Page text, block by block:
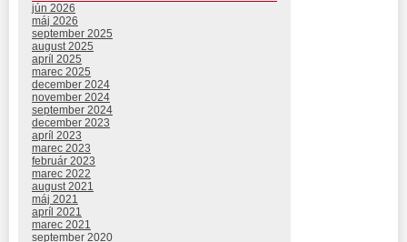
jún 2026
máj 2026
september 2025
august 2025
apríl 2025
marec 2025
december 2024
november 2024
september 2024
december 2023
apríl 2023
marec 2023
február 2023
marec 2022
august 2021
máj 2021
apríl 2021
marec 2021
september 2020